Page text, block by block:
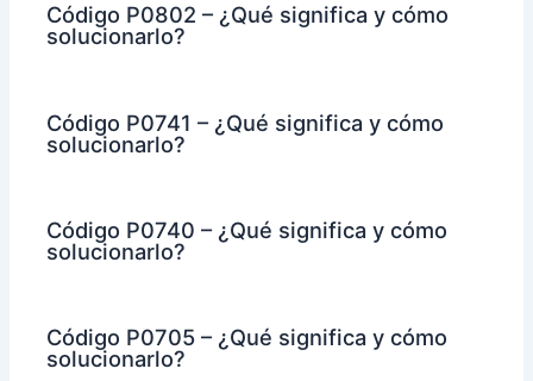
Código P0802 – ¿Qué significa y cómo
solucionarlo?
Código P0741 – ¿Qué significa y cómo
solucionarlo?
Código P0740 – ¿Qué significa y cómo
solucionarlo?
Código P0705 – ¿Qué significa y cómo
solucionarlo?